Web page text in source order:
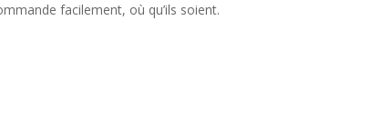
facilement, où qu’ils soient.